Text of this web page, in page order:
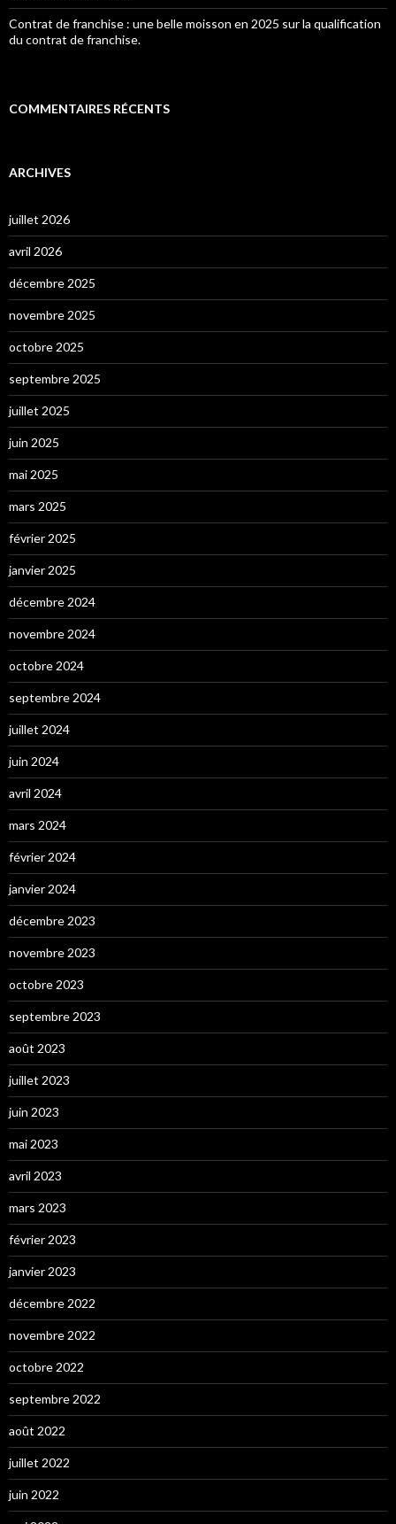
Contrat de franchise : une belle moisson en 2025 sur la qualification
du contrat de franchise.
COMMENTAIRES RÉCENTS
ARCHIVES
juillet 2026
avril 2026
décembre 2025
novembre 2025
octobre 2025
septembre 2025
juillet 2025
juin 2025
mai 2025
mars 2025
février 2025
janvier 2025
décembre 2024
novembre 2024
octobre 2024
septembre 2024
juillet 2024
juin 2024
avril 2024
mars 2024
février 2024
janvier 2024
décembre 2023
novembre 2023
octobre 2023
septembre 2023
août 2023
juillet 2023
juin 2023
mai 2023
avril 2023
mars 2023
février 2023
janvier 2023
décembre 2022
novembre 2022
octobre 2022
septembre 2022
août 2022
juillet 2022
juin 2022